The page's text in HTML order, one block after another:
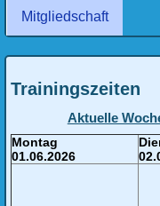
Mitgliedschaft
Trainingszeiten
Aktuelle
Montag
01.06.2026